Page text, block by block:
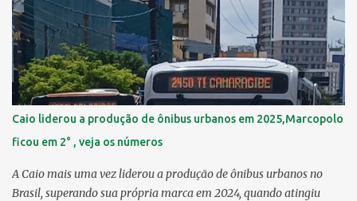
km² 6º Imbiribeira 6,65 km² > no Censo 2010 : 6,66 km² 7º Pina
6,29 km² 8º Dois Irmãos 5,85 km² 9º Barro 4,54 km² 10º Iputinga
4,33 km² > no Censo 2010 : 4,34 km² 11º Cohab 4,33 km² > no
Censo 2010: 4,26 km² 12º Passarinho 4,06 km² 13º Santo Amaro
3,80 km² 14º Afogados 3,69 km² 15º Cordeiro 3,40 km² 16º São José
3,26 km² 17º Dois Unidos 3,12 km² 18...
Caio liderou a produção de ônibus urbanos em 2025,Marcopolo
ficou em 2° , veja os números
A Caio mais uma vez liderou a produção de ônibus urbanos no
Brasil, superando sua própria marca em 2024, quando atingiu